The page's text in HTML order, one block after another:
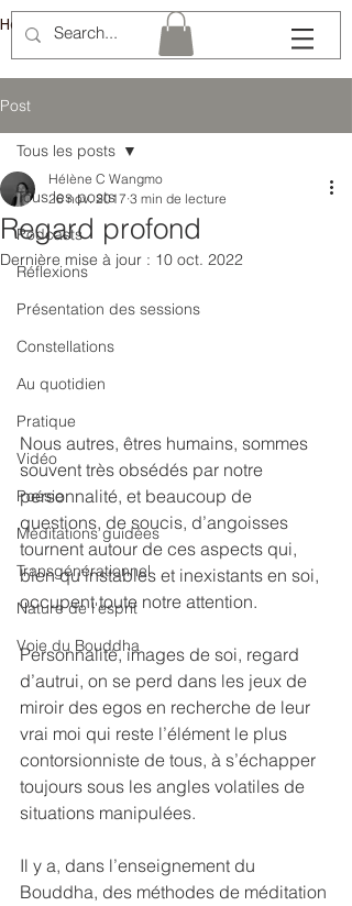
Hélène Lémery
Post
Tous les posts
Podcasts
Réflexions
Présentation des sessions
Constellations
Au quotidien
Pratique
Vidéo
Poésie
Méditations guidées
Transgénérationnel
Nature de l'esprit
Voie du Bouddha
Tous les posts
Regard profond
Hélène C Wangmo
26 nov. 2017 3 min de lecture
Dernière mise à jour : 10 oct. 2022
Nous autres, êtres humains, sommes
souvent très obsédés par notre
personnalité, et beaucoup de
questions, de soucis, d’angoisses
tournent autour de ces aspects qui,
bien qu’instables et inexistants en soi,
occupent toute notre attention.
Personnalité, images de soi, regard
d’autrui, on se perd dans les jeux de
miroir des egos en recherche de leur
vrai moi qui reste l’élément le plus
contorsionniste de tous, à s’échapper
toujours sous les angles volatiles de
situations manipulées.
Il y a, dans l’enseignement du
Bouddha, des méthodes de méditation